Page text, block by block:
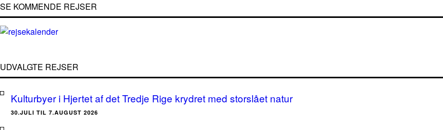
SE KOMMENDE REJSER
UDVALGTE REJSER
Kulturbyer i Hjertet af det Tredje Rige krydret med storslået natur
30.JULI TIL 7.AUGUST 2026